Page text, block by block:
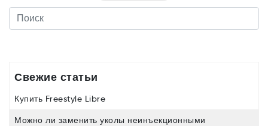
Свежие статьи
Купить Freestyle Libre
Можно ли заменить уколы неинъекционными